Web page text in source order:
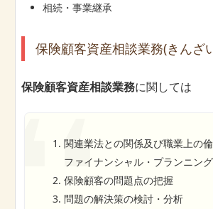
相続・事業継承
保険顧客資産相談業務(きんざ
保険顧客資産相談業務に関しては
関連業法との関係及び職業上の
ファイナンシャル・プランニング
保険顧客の問題点の把握
問題の解決策の検討・分析